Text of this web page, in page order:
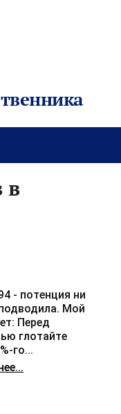
в
- потенция ни
Мой
Перед
глотайте
го...